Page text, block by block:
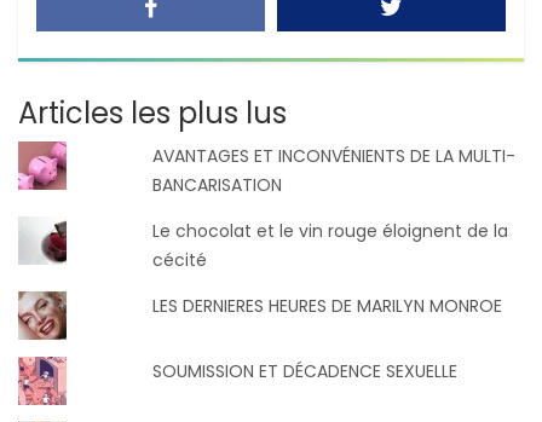
Articles les plus lus
AVANTAGES ET INCONVÉNIENTS DE LA MULTI-
BANCARISATION
Le chocolat et le vin rouge éloignent de la
cécité
LES DERNIERES HEURES DE MARILYN MONROE
SOUMISSION ET DÉCADENCE SEXUELLE